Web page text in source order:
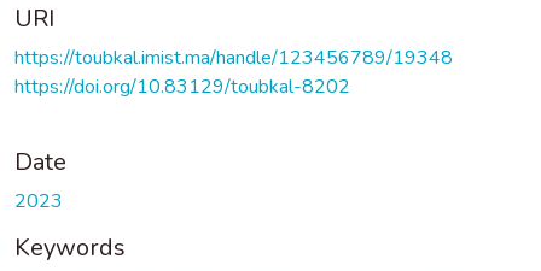
URI
https://toubkal.imist.ma/handle/123456789/19348
https://doi.org/10.83129/toubkal-8202
Date
2023
Keywords